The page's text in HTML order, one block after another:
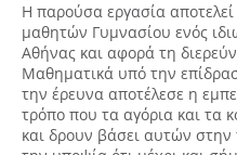
Η παρούσα εργασία
μαθητών Γυμνασίου ενός
Αθήνας και αφορά τη
Μαθηματικά υπό την
την έρευνα αποτέλεσε η
τρόπο που τα αγόρια και τα
και δρουν βάσει αυτών